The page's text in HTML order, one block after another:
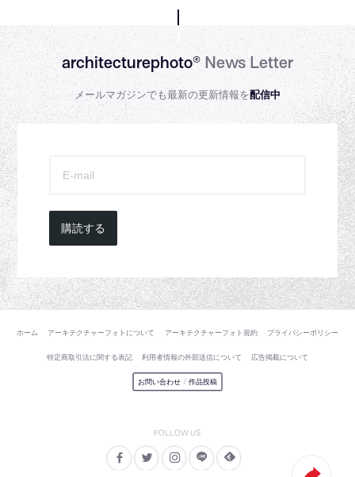
architecturephoto®News Letter
メールマガジンでも最新の更新情報を配信中
購読する
ホーム アーキテクチャーフォトについて アーキテクチャーフォト規約 プライバシーポリシー
特定商取引法に関する表記 利用者情報の外部送信について 広告掲載について
お問い合わせ / 作品投稿